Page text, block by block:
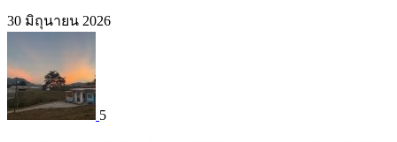
30 มิถุนายน 2026
5